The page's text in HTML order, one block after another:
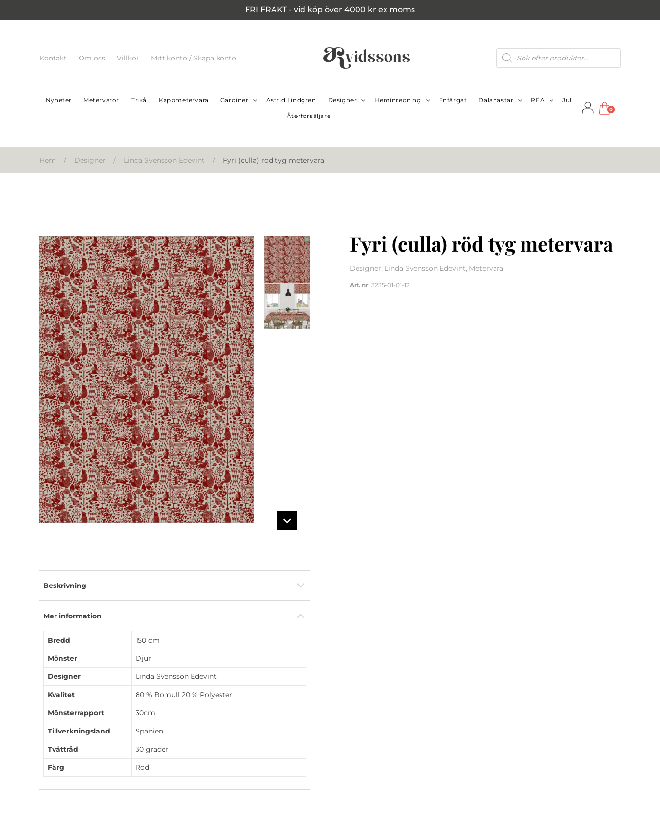
FRI FRAKT - vid köp över 4000 kr ex moms
Kontakt Om oss Villkor Mitt konto / Skapa konto
Produktsökning
Nyheter Metervaror Trikå Kappmetervara Gardiner Astrid Lindgren Designer Heminredning Enfärgat Dalahästar REA Jul
Återforsäljare
0
Hem / Designer / Linda Svensson Edevint / Fyri (culla) röd tyg metervara
1/2
Fyri (culla) röd tyg metervara
Designer, Linda Svensson Edevint, Metervara
Art. nr: 3235-01-01-12
Beskrivning
Mer information
Bredd 150 cm
Mönster Djur
Designer Linda Svensson Edevint
Kvalitet 80 % Bomull 20 % Polyester
Mönsterrapport 30cm
Tillverkningsland Spanien
Tvättråd 30 grader
Färg Röd